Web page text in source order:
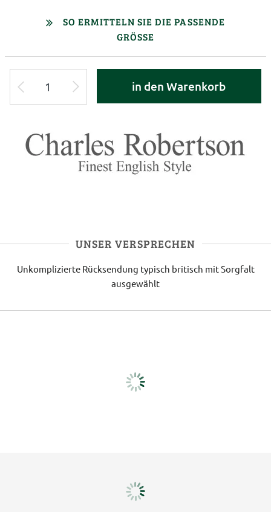
SO ERMITTELN SIE DIE PASSENDE
GRÖSSE
in den Warenkorb
UNSER VERSPRECHEN
Unkomplizierte Rücksendung typisch britisch mit Sorgfalt
ausgewählt